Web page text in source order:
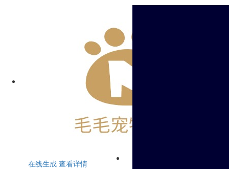
在线生成 查看详情